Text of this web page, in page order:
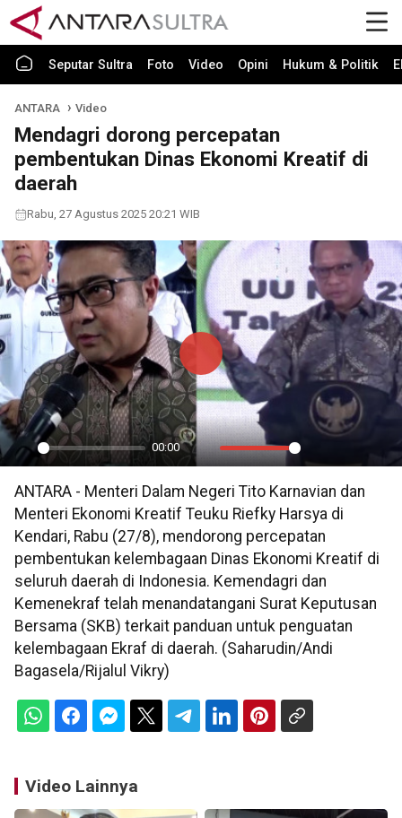
Seputar Sultra Foto Video Opini Hukum & Politik
ANTARA Video
Mendagri dorong percepatan
pembentukan Dinas Ekonomi Kreatif di
daerah
Rabu, 27 Agustus 2025 20:21 WIB
Play
00:00
Mute Settings
PIP
Play
ANTARA - Menteri Dalam Negeri Tito Karnavian dan
Menteri Ekonomi Kreatif Teuku Riefky Harsya di
Kendari, Rabu (27/8), mendorong percepatan
pembentukan kelembagaan Dinas Ekonomi Kreatif di
seluruh daerah di Indonesia. Kemendagri dan
Kemenekraf telah menandatangani Surat Keputusan
Bersama (SKB) terkait panduan untuk penguatan
kelembagaan Ekraf di daerah. (Saharudin/Andi
Bagasela/Rijalul Vikry)
Video Lainnya